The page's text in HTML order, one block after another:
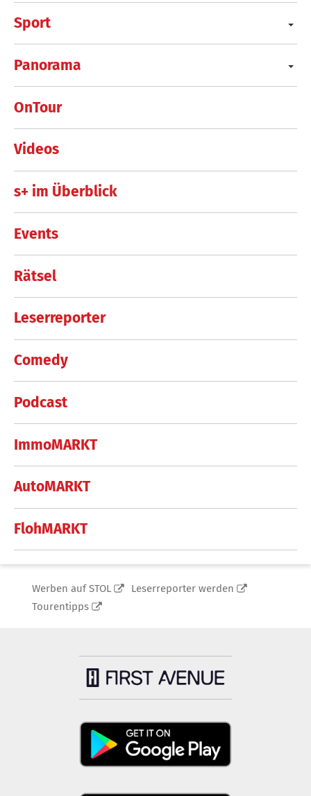
Sport
Panorama
OnTour
Videos
s+ im Überblick
Events
Rätsel
Leserreporter
Comedy
Podcast
ImmoMARKT
AutoMARKT
FlohMARKT
Werben auf STOL
Leserreporter werden
Tourentipps